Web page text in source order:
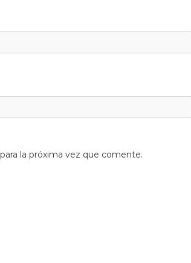
la próxima vez que comente.